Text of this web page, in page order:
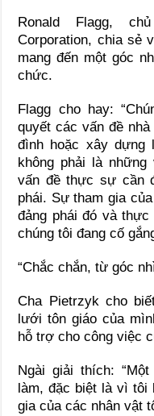
Ronald Flagg,
Corporation, chia sẻ
mang đến một góc
chức.
Flagg cho hay:
quyết các vấn đề
đình hoặc xây dựng
không phải là
vấn đề thực sự cần
phái. Sự tham gia
đảng phái đó và
chúng tôi đang cố
“Chắc chắn, từ góc
Cha Pietrzyk cho
lưới tôn giáo của
hỗ trợ cho công việc
Ngài giải thích:
làm, đặc biệt là vì tôi
gia của các nhân vật